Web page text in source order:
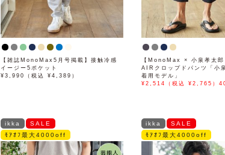
【雑誌MonoMax5月号掲載】接触冷感
イージー5ポケット
¥3,990（税込 ¥4,389）
【MonoMax × 小泉孝太郎
AIRクロップドパンツ「小
着用モデル」
¥2,514（税込 ¥2,765）
ikka
SALE
ﾓｱｵﾌ最大4000off
ikka
SALE
ﾓｱｵﾌ最大4000off